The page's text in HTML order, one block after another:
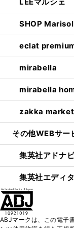
SHOP Marisol
eclat
mirabella
mirabella
zakka market
その他WEBサー
集英社アドナ
集英社エディ
ABJマークは、この電子